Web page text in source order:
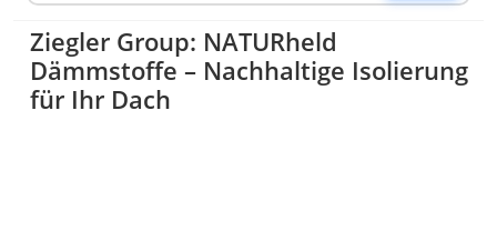
Ziegler Group: NATURheld
Dämmstoffe – Nachhaltige Isolierung
für Ihr Dach